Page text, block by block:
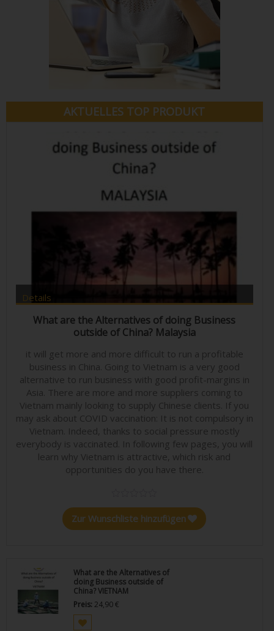
AKTUELLES TOP PRODUKT
Details
What are the Alternatives of doing Business
outside of China? Malaysia
it will get more and more difficult to run a profitable
business in China. Going to Vietnam is a very good
alternative to run business with good profit-margins in
Asia. There are more and more suppliers coming to
Vietnam mainly looking to supply Chinese clients. If you
may ask about COVID vaccination: It is not compulsory in
Vietnam. Indeed, thanks to social pressure mostly
everybody is vaccinated. In following few pages, you will
learn why Vietnam is attractive, which risk and
opportunities do you have there.
Zur Wunschliste hinzufügen
What are the Alternatives of
doing Business outside of
China? VIETNAM
Preis: 24,90€